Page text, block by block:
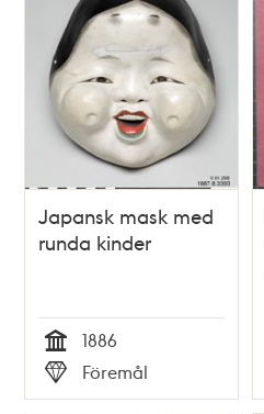
Japansk mask med
runda kinder
Tid
1886
Typ
Föremål